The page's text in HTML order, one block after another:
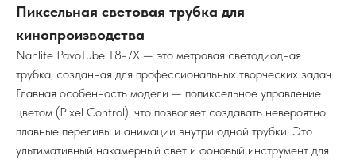
Пиксельная световая трубка для
кинопроизводства
Nanlite PavoTube T8-7X — это метровая светодиодная
трубка, созданная для профессиональных творческих задач.
Главная особенность модели — попиксельное управление
цветом (Pixel Control), что позволяет создавать невероятно
плавные переливы и анимации внутри одной трубки. Это
ультимативный накамерный свет и фоновый инструмент для